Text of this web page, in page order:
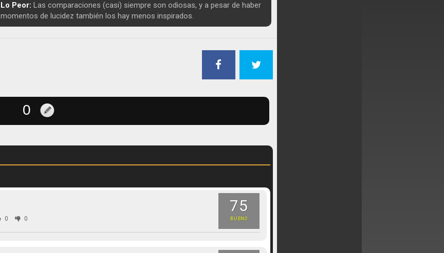
Lo Peor: Las comparaciones (casi) siempre son odiosas, y a pesar de haber
momentos de lucidez también los hay menos inspirados.
75
BUENO
0 0